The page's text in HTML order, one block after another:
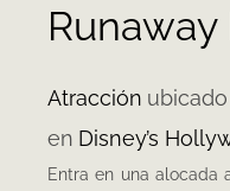
Atracción ubicado
en Disney’s
Entra en una alocada